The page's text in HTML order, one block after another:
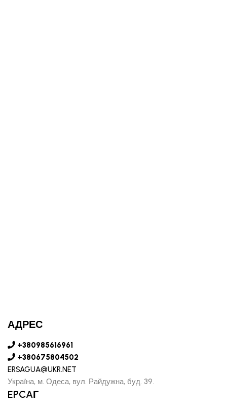
АДРЕС
+380985616961
+380675804502
ERSAGUA@UKR.NET
Україна, м. Одеса, вул. Райдужна, буд. 39.
EPCAГ